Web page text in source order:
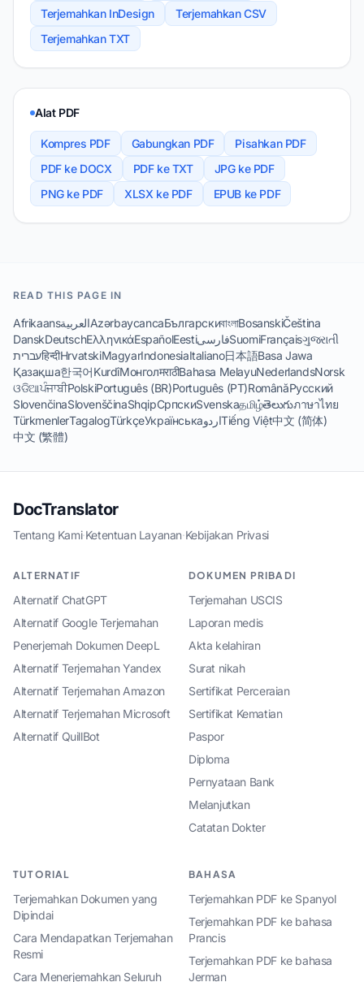
Terjemahkan InDesign
Terjemahkan CSV
Terjemahkan TXT
Alat PDF
Kompres PDF Gabungkan PDF
Pisahkan PDF
PDF ke DOCX
PDF ke TXT
JPG ke PDF
PNG ke PDF
XLSX ke PDF EPUB ke PDF
READ THIS PAGE IN
AfrikaansالعربيةAzərbaycancaБългарскиবাংলাBosanskiČeština
DanskDeutschΕλληνικάEspañolEestiفارسیSuomiFrançaisગુજરાતી
עבריתहिन्दीHrvatskiMagyarIndonesiaItaliano日本語Basa Jawa
Қазақша한국어KurdîМонголमराठीBahasa MelayuNederlandsNorsk
ଓଡିଆਪੰਜਾਬੀPolskiPortuguês (BR)Português (PT)RomânăРусский
SlovenčinaSlovenščinaShqipСрпскиSvenskaதமிழ்తెలుగుภาษาไทย
TürkmenlerTagalogTürkçeУкраїнськаاردوTiếng Việt中文 (简体)
中文 (繁體)
DocTranslator
Tentang Kami·Ketentuan Layanan·Kebijakan Privasi
ALTERNATIF
Alternatif ChatGPT
Alternatif Google Terjemahan
Penerjemah Dokumen DeepL
Alternatif Terjemahan Yandex
Alternatif Terjemahan Amazon
Alternatif Terjemahan Microsoft
Alternatif QuillBot
DOKUMEN PRIBADI
Terjemahan USCIS
Laporan medis
Akta kelahiran
Surat nikah
Sertifikat Perceraian
Sertifikat Kematian
Paspor
Diploma
Pernyataan Bank
Melanjutkan
Catatan Dokter
TUTORIAL
Terjemahkan Dokumen yang
Dipindai
Cara Mendapatkan Terjemahan
Resmi
Cara Menerjemahkan Seluruh
BAHASA
Terjemahkan PDF ke Spanyol
Terjemahkan PDF ke bahasa
Prancis
Terjemahkan PDF ke bahasa
Jerman